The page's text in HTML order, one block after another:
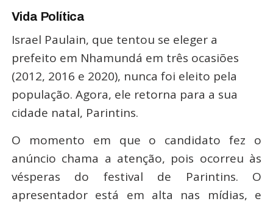
Vida Política
Israel Paulain, que tentou se eleger a
prefeito em Nhamundá em três ocasiões
(2012, 2016 e 2020), nunca foi eleito pela
população. Agora, ele retorna para a sua
cidade natal, Parintins.
O momento em que o candidato fez o
anúncio chama a atenção, pois ocorreu às
vésperas do festival de Parintins. O
apresentador está em alta nas mídias, e